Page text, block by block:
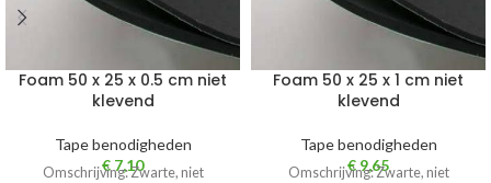
Foam 50 x 25 x 0.5 cm niet
klevend
Tape benodigheden
€ 7,10
Omschrijving: Zwarte, niet
Foam 50 x 25 x 1 cm niet
klevend
Tape benodigheden
€ 9,65
Omschrijving: Zwarte, niet